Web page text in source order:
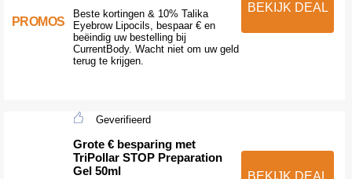
PROMOS
Beste kortingen & 10% Talika
Eyebrow Lipocils, bespaar € en
beëindig uw bestelling bij
CurrentBody. Wacht niet om uw geld
terug te krijgen.
BEKIJK DEAL
Geverifieerd
Grote € besparing met
TriPollar STOP Preparation
Gel 50ml